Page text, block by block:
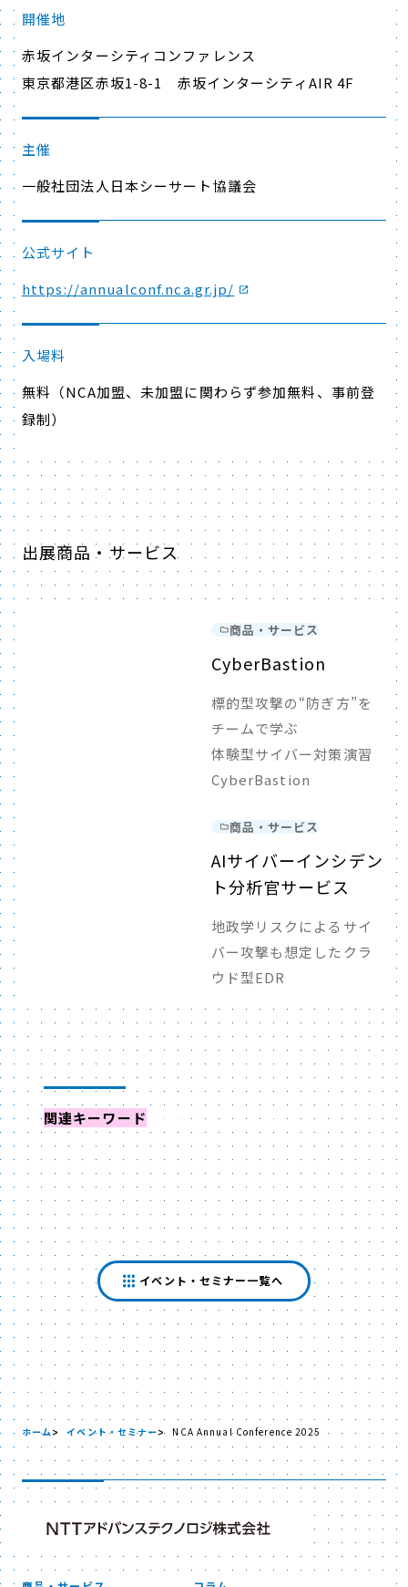
開催地
赤坂インターシティコンファレンス
東京都港区赤坂1-8-1 赤坂インターシティAIR 4F
主催
一般社団法人日本シーサート協議会
公式サイト
https://annualconf.nca.gr.jp/
入場料
無料（NCA加盟、未加盟に関わらず参加無料、事前登
録制）
出展商品・サービス
商品・サービス
CyberBastion
標的型攻撃の“防ぎ方”を
チームで学ぶ
体験型サイバー対策演習
CyberBastion
商品・サービス
AIサイバーインシデン
ト分析官サービス
地政学リスクによるサイ
バー攻撃も想定したクラ
ウド型EDR
関連キーワード からイベントを探す
イベント・セミナー一覧へ
ホーム イベント・セミナー NCA Annual Conference 2025